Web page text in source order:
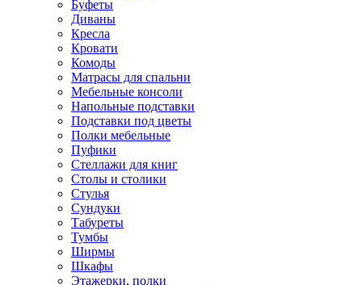
Буфеты
Диваны
Кресла
Кровати
Комоды
Матрасы для спальни
Мебельные консоли
Напольные подставки
Подставки под цветы
Полки мебельные
Пуфики
Стеллажи для книг
Столы и столики
Стулья
Сундуки
Табуреты
Тумбы
Ширмы
Шкафы
Этажерки, полки